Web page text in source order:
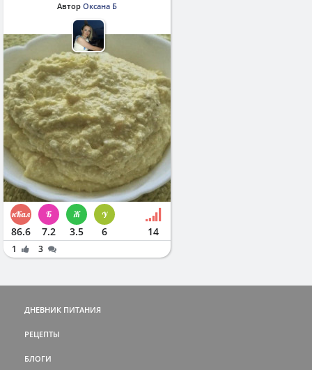
Автор Оксана Б
86.6 7.2 3.5 6 14
1 3
ДНЕВНИК ПИТАНИЯ
РЕЦЕПТЫ
БЛОГИ